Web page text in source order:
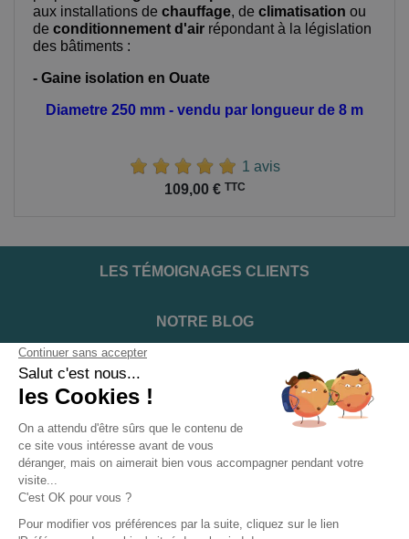
aux installations de chauffage, de climatisation ou
de conditionnement d'air répondant à la législation
des bâtiments :
- Gaine isolation en Ouate
Diametre 250 mm - vendu par longueur de 8 m
1 avis
109,00 € TTC
LES TÉMOIGNAGES CLIENTS
NOTRE BLOG
DEVENIR INSTALLATEUR
NOTRE SERVICE APRÈS VENTE
NOS PARTENAIRES OFFICIELS
INFORMATIONS ET CONDITIONS